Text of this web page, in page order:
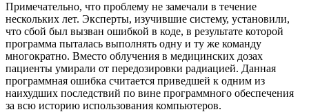
Примечательно, что проблему не замечали в течение
нескольких лет. Эксперты, изучившие систему, установили,
что сбой был вызван ошибкой в коде, в результате которой
программа пыталась выполнять одну и ту же команду
многократно. Вместо облучения в медицинских дозах
пациенты умирали от передозировки радиацией. Данная
программная ошибка считается приведшей к одним из
наихудших последствий по вине программного обеспечения
за всю историю использования компьютеров.